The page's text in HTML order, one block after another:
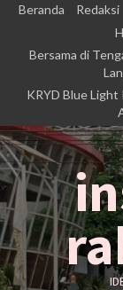
Skip
content
Beranda Redaksi
Bersama di
KRYD Blue